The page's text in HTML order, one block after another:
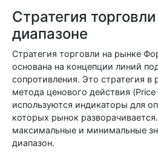
Стратегия
диапазоне
Стратегия торговли на рынке
основана на концепции линий
сопротивления. Это стратегия
метода ценового действия
используются индикаторы для
которых рынок
максимальные и минимальные
диапазон.